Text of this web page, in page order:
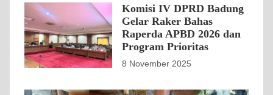
Komisi IV DPRD Badung
Gelar Raker Bahas
Raperda APBD 2026 dan
Program Prioritas
8 November 2025